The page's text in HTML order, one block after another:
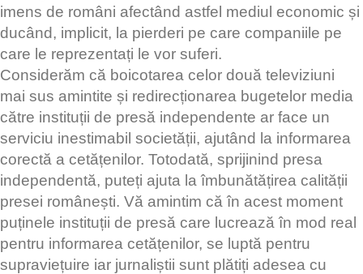
imens de români afectând astfel mediul economic și
ducând, implicit, la pierderi pe care companiile pe
care le reprezentați le vor suferi.
Considerăm că boicotarea celor două televiziuni
mai sus amintite și redirecționarea bugetelor media
către instituții de presă independente ar face un
serviciu inestimabil societății, ajutând la informarea
corectă a cetățenilor. Totodată, sprijinind presa
independentă, puteți ajuta la îmbunătățirea calității
presei românești. Vă amintim că în acest moment
puținele instituții de presă care lucrează în mod real
pentru informarea cetățenilor, se luptă pentru
supraviețuire iar jurnaliștii sunt plătiți adesea cu